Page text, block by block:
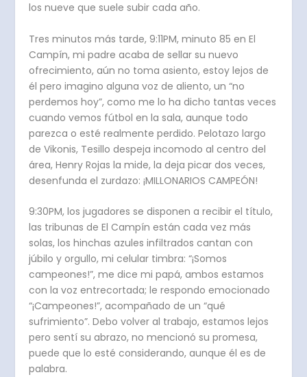
los nueve que suele subir cada año.
Tres minutos más tarde, 9:11PM, minuto 85 en El
Campín, mi padre acaba de sellar su nuevo
ofrecimiento, aún no toma asiento, estoy lejos de
él pero imagino alguna voz de aliento, un “no
perdemos hoy”, como me lo ha dicho tantas veces
cuando vemos fútbol en la sala, aunque todo
parezca o esté realmente perdido. Pelotazo largo
de Vikonis, Tesillo despeja incomodo al centro del
área, Henry Rojas la mide, la deja picar dos veces,
desenfunda el zurdazo: ¡MILLONARIOS CAMPEÓN!
9:30PM, los jugadores se disponen a recibir el título,
las tribunas de El Campín están cada vez más
solas, los hinchas azules infiltrados cantan con
júbilo y orgullo, mi celular timbra: “¡Somos
campeones!”, me dice mi papá, ambos estamos
con la voz entrecortada; le respondo emocionado
“¡Campeones!”, acompañado de un “qué
sufrimiento”. Debo volver al trabajo, estamos lejos
pero sentí su abrazo, no mencionó su promesa,
puede que lo esté considerando, aunque él es de
palabra.